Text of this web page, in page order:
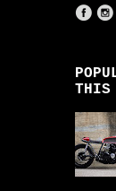
THIS